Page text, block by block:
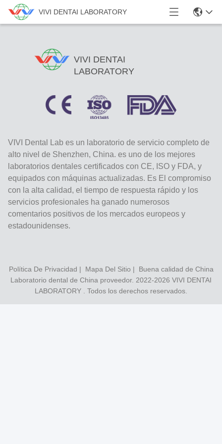
VIVI DENTAI LABORATORY
VIVI DENTAI
LABORATORY
VIVI Dental Lab es un laboratorio de servicio completo de
alto nivel de Shenzhen, China. es uno de los mejores
laboratorios dentales certificados con CE, ISO y FDA, y
equipados con máquinas actualizadas. Es El compromiso
con la alta calidad, el tiempo de respuesta rápido y los
servicios profesionales ha ganado numerosos
comentarios positivos de los mercados europeos y
estadounidenses.
Política De Privacidad | Mapa Del Sitio | Buena calidad de China
Laboratorio dental de China proveedor. 2022-2026 VIVI DENTAI
LABORATORY . Todos los derechos reservados.